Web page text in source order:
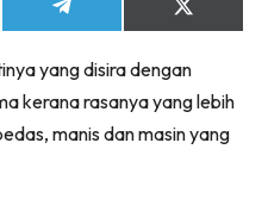
Share
on
Share
on
(Twitter)
yang disira dengan
kerana rasanya yang lebih
manis dan masin yang